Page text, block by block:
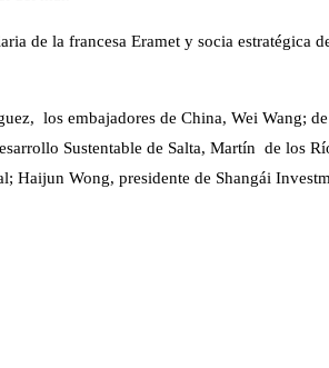
de la francesa Eramet y socia estratégica
los embajadores de China, Wei Wang;
Sustentable de Salta, Martín de los
Haijun Wong, presidente de Shangái